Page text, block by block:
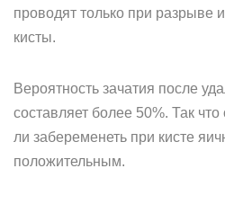
проводят только при разрыве
кисты.
Вероятность зачатия после
составляет более 50%. Так
ли забеременеть при кисте
положительным.